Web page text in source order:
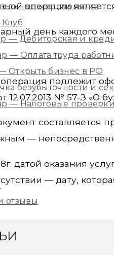
мероприятия
Клуб
— Дебиторская и
— Оплата труда
Открыть бизнес в РФ
безубыточности и
— Налоговые проверки
отзывы
операции
день каждого
подлежит
12.07.2013 № 57-З «О
составляется
—
датой оказания
— дату,